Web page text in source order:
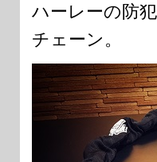
ハーレーの防
チェーン。